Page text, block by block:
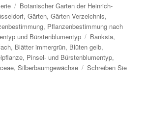
Kategorien
Botanischer Garten der Heinrich-
,Gärten,Gärten Verzeichnis,
, Pflanzenbestimmung nach
und Bürstenblumentyp Schlagwörter
Banksia,
, Blätter immergrün, Blüten gelb,
, Pinsel- und Bürstenblumentyp,
,Silberbaumgewächse
Schreiben Sie